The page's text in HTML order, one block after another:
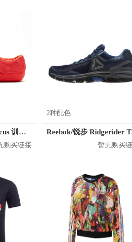
adidas Adizero Discus 训练鞋
购买链接
2种配色
暂无购买